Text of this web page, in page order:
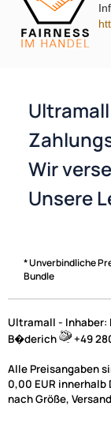
History
* Unverbindliche
Bundle
Ultramall - Inhaber:
B�derich
+49
Alle Preisangaben
0,00 EUR
nach Größe,